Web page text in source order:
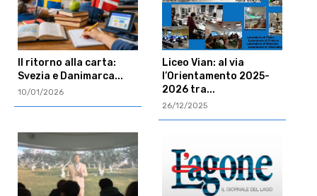
Il ritorno alla carta:
Svezia e Danimarca...
10/01/2026
Liceo Vian: al via
l’Orientamento 2025-
2026 tra...
26/12/2025